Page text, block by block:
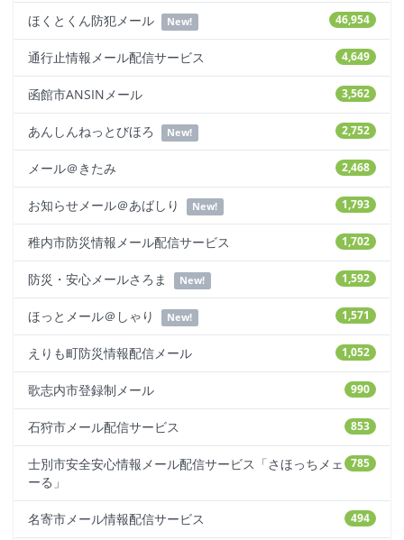
46,954
ほくとくん防犯メール New!
4,649
通行止情報メール配信サービス
3,562
函館市ANSINメール
2,752
あんしんねっとびほろ New!
2,468
メール＠きたみ
1,793
お知らせメール＠あばしり New!
1,702
稚内市防災情報メール配信サービス
1,592
防災・安心メールさろま New!
1,571
ほっとメール＠しゃり New!
1,052
えりも町防災情報配信メール
990
歌志内市登録制メール
853
石狩市メール配信サービス
785
士別市安全安心情報メール配信サービス「さほっちメェ
ーる」
494
名寄市メール情報配信サービス